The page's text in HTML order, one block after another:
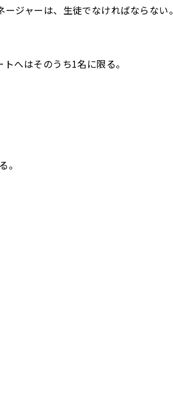
ジャーは、生徒でなければならない。
へはそのうち1名に限る。
。